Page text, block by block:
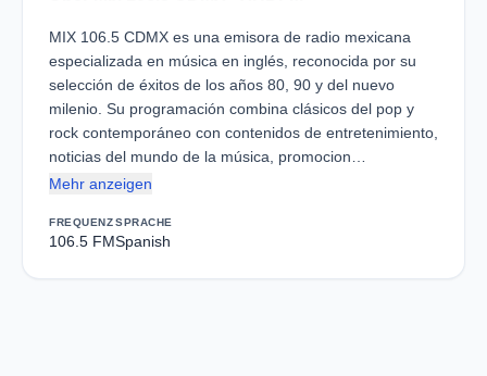
MIX 106.5 CDMX es una emisora de radio mexicana
especializada en música en inglés, reconocida por su
selección de éxitos de los años 80, 90 y del nuevo
milenio. Su programación combina clásicos del pop y
rock contemporáneo con contenidos de entretenimiento,
noticias del mundo de la música, promocion…
Mehr anzeigen
FREQUENZ
106.5 FM
SPRACHE
Spanish